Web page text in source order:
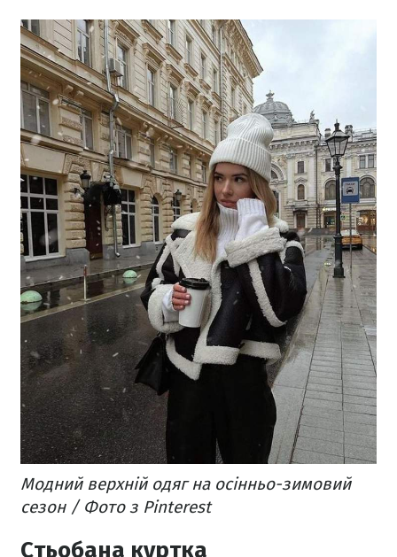
Модний верхній одяг на осінньо-зимовий
сезон / Фото з Pinterest
Стьобана куртка